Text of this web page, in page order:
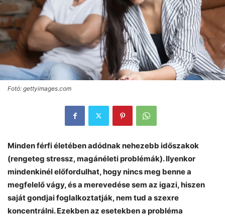
Fotó: gettyimages.com
Minden férfi életében adódnak nehezebb időszakok
(rengeteg stressz, magánéleti problémák). Ilyenkor
mindenkinél előfordulhat, hogy nincs meg benne a
megfelelő vágy, és a merevedése sem az igazi, hiszen
saját gondjai foglalkoztatják, nem tud a szexre
koncentrálni. Ezekben az esetekben a probléma